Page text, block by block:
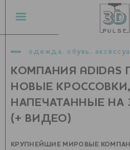
одежда, обувь,
КОМПАНИЯ ADIDAS
НОВЫЕ КРОССОВКИ,
НАПЕЧАТАННЫЕ НА
(+ ВИДЕО)
КРУПНЕЙШИЕ МИРОВЫЕ